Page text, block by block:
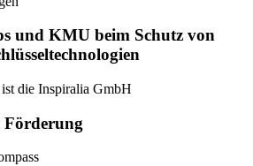
und KMU beim Schutz von
Förderung